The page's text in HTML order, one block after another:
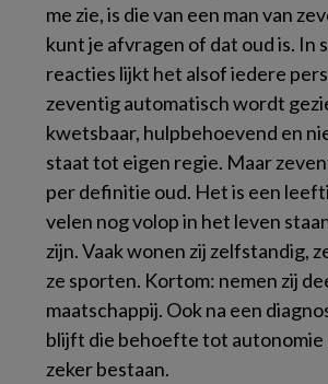
me zie, is die van een man van
kunt je afvragen of dat oud is. In
reacties lijkt het alsof iedere
zeventig automatisch wordt
kwetsbaar, hulpbehoevend en
staat tot eigen regie. Maar
per definitie oud. Het is een
velen nog volop in het leven
zijn. Vaak wonen zij zelfstandig,
ze sporten. Kortom: nemen zij
maatschappij. Ook na een
blijft die behoefte tot autonomie
zeker bestaan.